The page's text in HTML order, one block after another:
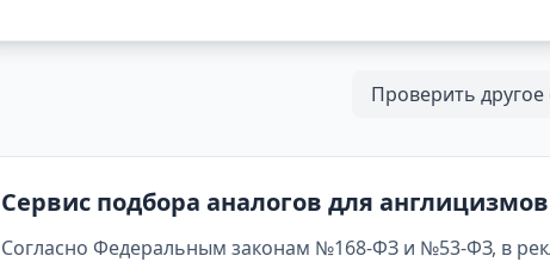
Проверить другое
Сервис подбора аналогов для англицизмов
Согласно Федеральным законам №168-ФЗ и №53-ФЗ, в